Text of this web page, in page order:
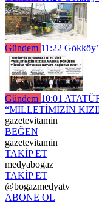
Gündem 11:22
Gündem 10:01
“MİLLETİMİZİN
gazetevitamin
BEĞEN
gazetevitamin
TAKİP ET
medyabogaz
TAKİP ET
@bogazmedyatv
ABONE OL